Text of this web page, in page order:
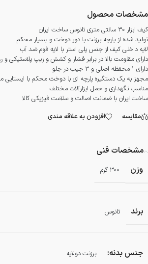
مشخصات محصول
کیف ابزار 30 سانتی متری تانوس ساخت ایران
تولید شده از پارچه برزنت با دور دوخت و بسیار محکم
لایه داخلی کیف از جنس پلی استر با لایه فوم ضد آب
دارای مقاومت بالا در برابر فشار و کشش و زیپ پلاستیکی و
دارای 1 محفظه اصلی و 3 جیب در جلو
مجهز به یک دستگیره پارچه ای با دوخت محکم با ایستایی
مناسب نگهداری و حمل ابزارآلات مختلف
ساخت ایران با ضمانت اصالت و سلامت فیزیکی کالا
مقایسه
افزودن به علاقه مندی
مشخصات فنی
وزن
300 گرم
برند تانوس
جنس بدنه: برزنت دولایه